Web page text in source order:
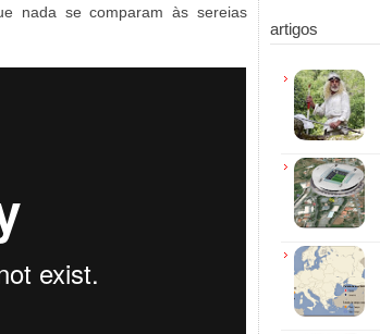
nada se comparam às sereias
artigos